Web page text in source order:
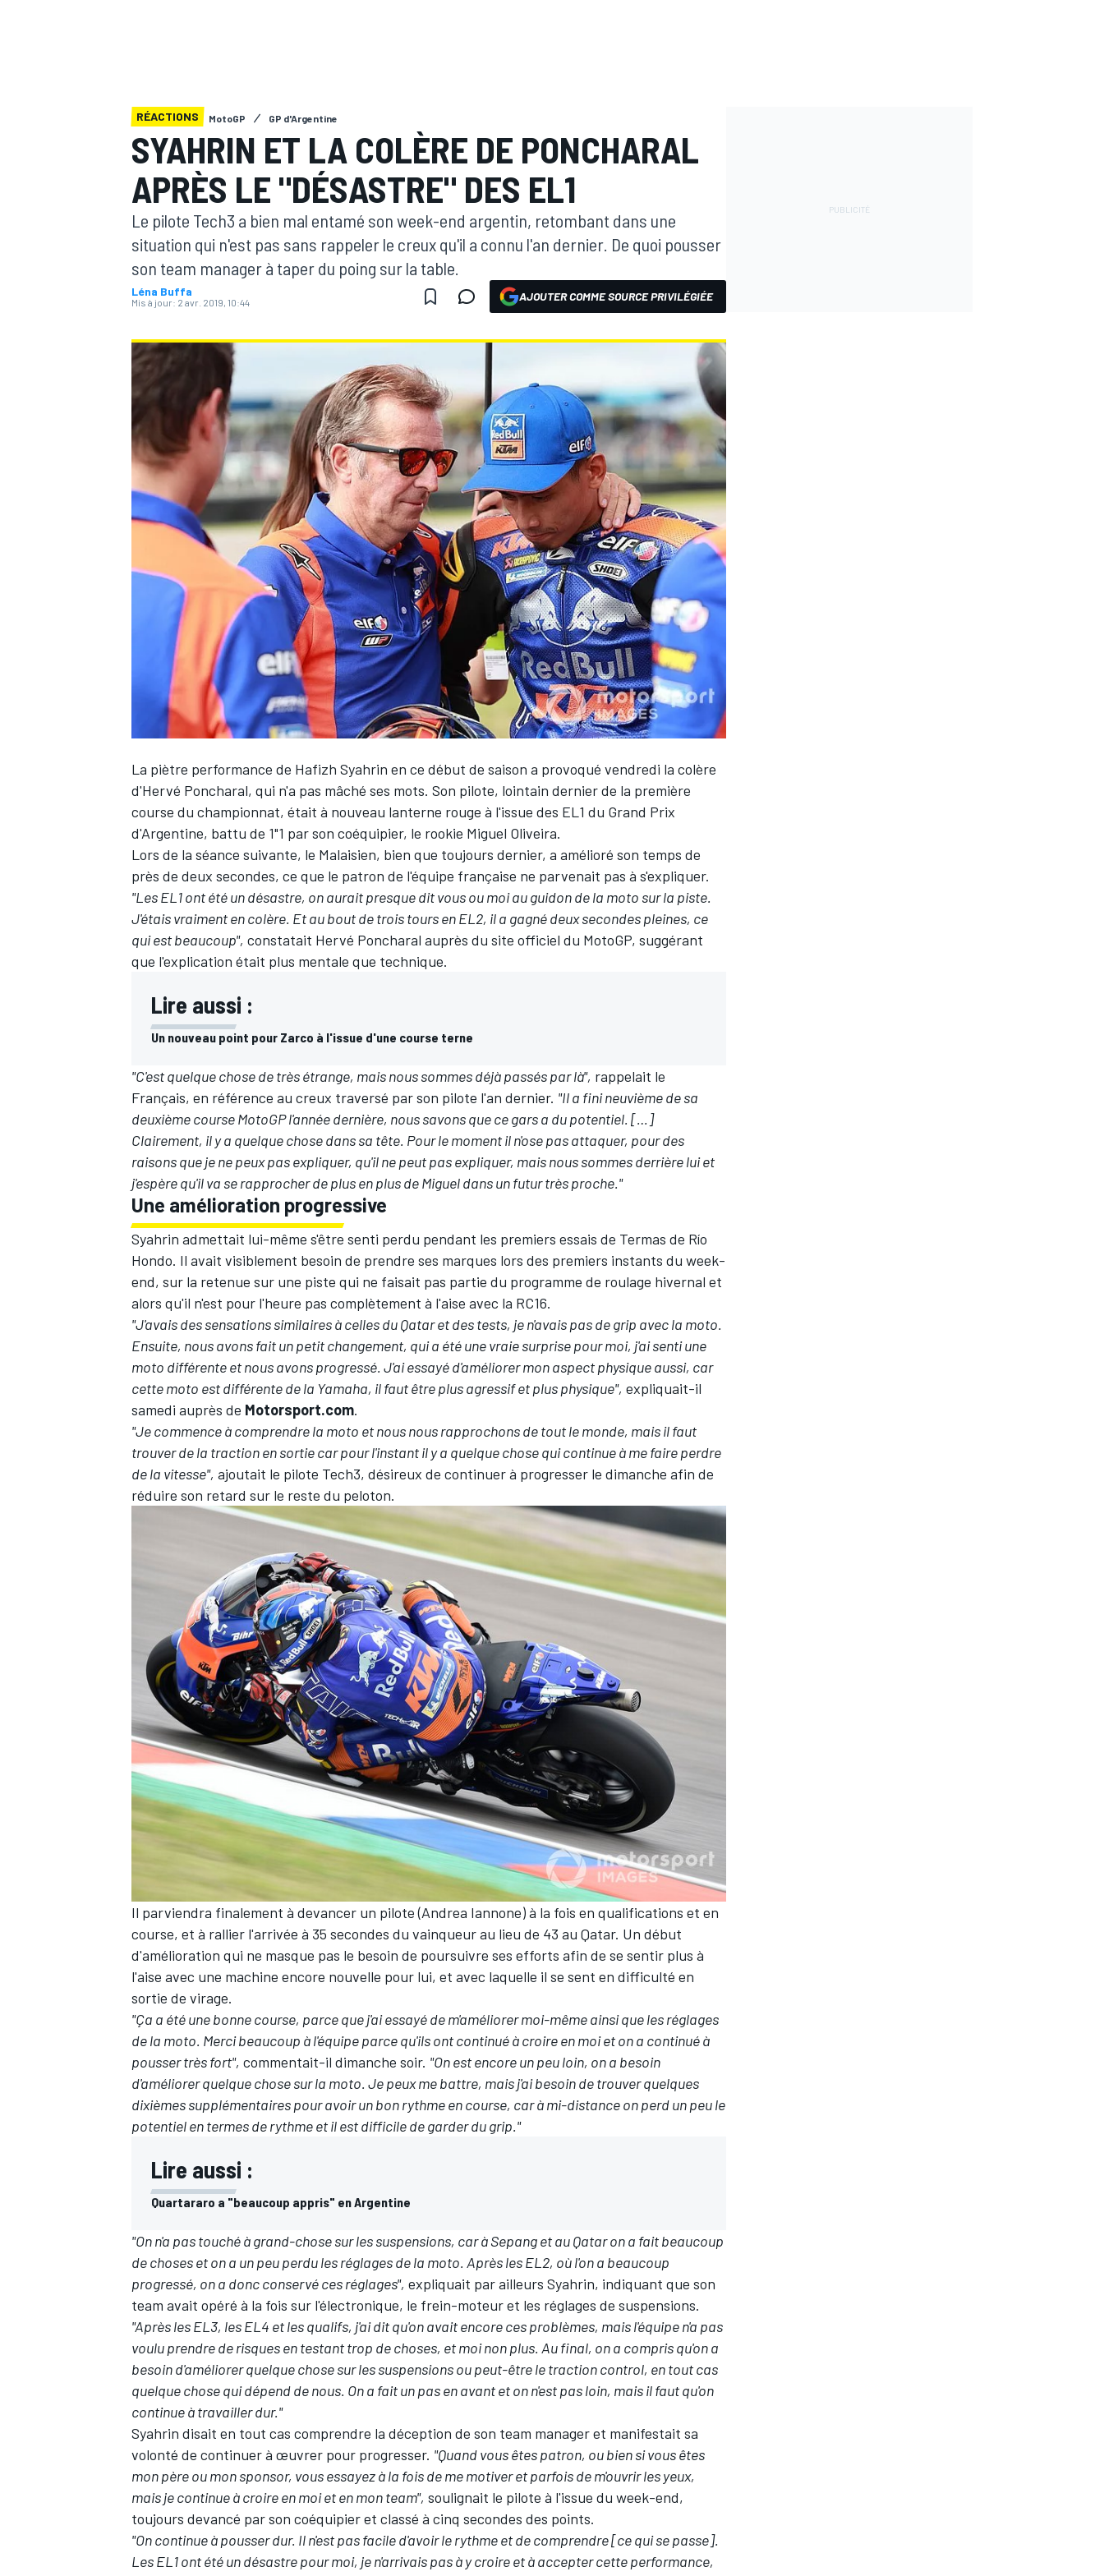
MOTOGP
WRC
AUTRES CHAMPIONNATS
RÉACTIONS MotoGP GP d'Argentine
SYAHRIN ET LA COLÈRE DE PONCHARAL
APRÈS LE "DÉSASTRE" DES EL1
Le pilote Tech3 a bien mal entamé son week-end argentin, retombant dans une
situation qui n'est pas sans rappeler le creux qu'il a connu l'an dernier. De quoi pousser
son team manager à taper du poing sur la table.
Léna Buffa
Mis à jour: 2 avr. 2019, 10:44 AJOUTER COMME SOURCE PRIVILÉGIÉE
La piètre performance de Hafizh Syahrin en ce début de saison a provoqué vendredi la colère
d'Hervé Poncharal, qui n'a pas mâché ses mots. Son pilote, lointain dernier de la première
course du championnat, était à nouveau lanterne rouge à l'issue des EL1 du Grand Prix
d'Argentine, battu de 1"1 par son coéquipier, le rookie Miguel Oliveira.
Lors de la séance suivante, le Malaisien, bien que toujours dernier, a amélioré son temps de
près de deux secondes, ce que le patron de l'équipe française ne parvenait pas à s'expliquer.
"Les EL1 ont été un désastre, on aurait presque dit vous ou moi au guidon de la moto sur la piste.
J'étais vraiment en colère. Et au bout de trois tours en EL2, il a gagné deux secondes pleines, ce
qui est beaucoup", constatait Hervé Poncharal auprès du site officiel du MotoGP, suggérant
que l'explication était plus mentale que technique.
Lire aussi :
Un nouveau point pour Zarco à l'issue d'une course terne
"C'est quelque chose de très étrange, mais nous sommes déjà passés par là", rappelait le
Français, en référence au creux traversé par son pilote l'an dernier. "Il a fini neuvième de sa
deuxième course MotoGP l'année dernière, nous savons que ce gars a du potentiel. […]
Clairement, il y a quelque chose dans sa tête. Pour le moment il n'ose pas attaquer, pour des
raisons que je ne peux pas expliquer, qu'il ne peut pas expliquer, mais nous sommes derrière lui et
j'espère qu'il va se rapprocher de plus en plus de Miguel dans un futur très proche."
Une amélioration progressive
Syahrin admettait lui-même s'être senti perdu pendant les premiers essais de Termas de Río
Hondo. Il avait visiblement besoin de prendre ses marques lors des premiers instants du week-
end, sur la retenue sur une piste qui ne faisait pas partie du programme de roulage hivernal et
alors qu'il n'est pour l'heure pas complètement à l'aise avec la RC16.
"J'avais des sensations similaires à celles du Qatar et des tests, je n'avais pas de grip avec la moto.
Ensuite, nous avons fait un petit changement, qui a été une vraie surprise pour moi, j'ai senti une
moto différente et nous avons progressé. J'ai essayé d'améliorer mon aspect physique aussi, car
cette moto est différente de la Yamaha, il faut être plus agressif et plus physique", expliquait-il
samedi auprès de Motorsport.com.
"Je commence à comprendre la moto et nous nous rapprochons de tout le monde, mais il faut
trouver de la traction en sortie car pour l'instant il y a quelque chose qui continue à me faire perdre
de la vitesse", ajoutait le pilote Tech3, désireux de continuer à progresser le dimanche afin de
réduire son retard sur le reste du peloton.
Il parviendra finalement à devancer un pilote (Andrea Iannone) à la fois en qualifications et en
course, et à rallier l'arrivée à 35 secondes du vainqueur au lieu de 43 au Qatar. Un début
d'amélioration qui ne masque pas le besoin de poursuivre ses efforts afin de se sentir plus à
l'aise avec une machine encore nouvelle pour lui, et avec laquelle il se sent en difficulté en
sortie de virage.
"Ça a été une bonne course, parce que j'ai essayé de m'améliorer moi-même ainsi que les réglages
de la moto. Merci beaucoup à l'équipe parce qu'ils ont continué à croire en moi et on a continué à
pousser très fort", commentait-il dimanche soir. "On est encore un peu loin, on a besoin
d'améliorer quelque chose sur la moto. Je peux me battre, mais j'ai besoin de trouver quelques
dixièmes supplémentaires pour avoir un bon rythme en course, car à mi-distance on perd un peu le
potentiel en termes de rythme et il est difficile de garder du grip."
Lire aussi :
Quartararo a "beaucoup appris" en Argentine
"On n'a pas touché à grand-chose sur les suspensions, car à Sepang et au Qatar on a fait beaucoup
de choses et on a un peu perdu les réglages de la moto. Après les EL2, où l'on a beaucoup
progressé, on a donc conservé ces réglages", expliquait par ailleurs Syahrin, indiquant que son
team avait opéré à la fois sur l'électronique, le frein-moteur et les réglages de suspensions.
"Après les EL3, les EL4 et les qualifs, j'ai dit qu'on avait encore ces problèmes, mais l'équipe n'a pas
voulu prendre de risques en testant trop de choses, et moi non plus. Au final, on a compris qu'on a
besoin d'améliorer quelque chose sur les suspensions ou peut-être le traction control, en tout cas
quelque chose qui dépend de nous. On a fait un pas en avant et on n'est pas loin, mais il faut qu'on
continue à travailler dur."
Syahrin disait en tout cas comprendre la déception de son team manager et manifestait sa
volonté de continuer à œuvrer pour progresser. "Quand vous êtes patron, ou bien si vous êtes
mon père ou mon sponsor, vous essayez à la fois de me motiver et parfois de m'ouvrir les yeux,
mais je continue à croire en moi et en mon team", soulignait le pilote à l'issue du week-end,
toujours devancé par son coéquipier et classé à cinq secondes des points.
"On continue à pousser dur. Il n'est pas facile d'avoir le rythme et de comprendre [ce qui se passe].
Les EL1 ont été un désastre pour moi, je n'arrivais pas à y croire et à accepter cette performance,